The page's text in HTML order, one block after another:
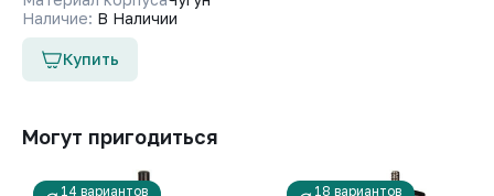
Наличие: В Наличии
Купить
Могут пригодиться
14 вариантов
18 вариантов